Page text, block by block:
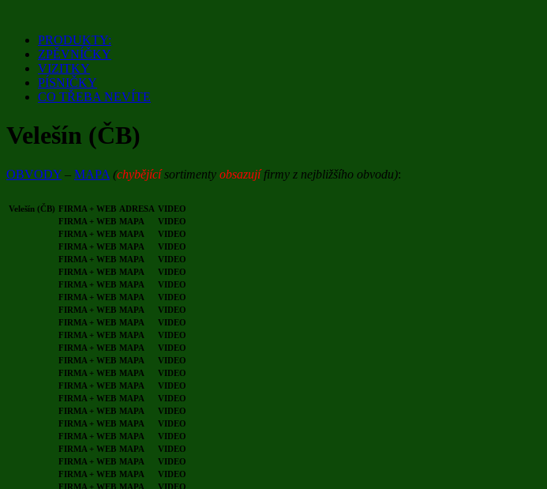
obsahu
webu
PRODUKTY:
ZPĚVNÍČKY
VIZITKY
PÍSNIČKY
CO TŘEBA NEVÍTE
Velešín (ČB)
OBVODY – MAPA (chybějícísortimenty obsazujífirmy z nejbližšího obvodu):
Velešín (ČB) FIRMA + WEB ADRESA VIDEO
FIRMA + WEB MAPA
VIDEO
FIRMA + WEB MAPA
VIDEO
FIRMA + WEB MAPA
VIDEO
FIRMA + WEB MAPA
VIDEO
FIRMA + WEB MAPA
VIDEO
FIRMA + WEB MAPA
VIDEO
FIRMA + WEB MAPA
VIDEO
FIRMA + WEB MAPA
VIDEO
FIRMA + WEB MAPA
VIDEO
FIRMA + WEB MAPA
VIDEO
FIRMA + WEB MAPA
VIDEO
FIRMA + WEB MAPA
VIDEO
FIRMA + WEB MAPA
VIDEO
FIRMA + WEB MAPA
VIDEO
FIRMA + WEB MAPA
VIDEO
FIRMA + WEB MAPA
VIDEO
FIRMA + WEB MAPA
VIDEO
FIRMA + WEB MAPA
VIDEO
FIRMA + WEB MAPA
VIDEO
FIRMA + WEB MAPA
VIDEO
FIRMA + WEB MAPA
VIDEO
FIRMA + WEB MAPA
VIDEO